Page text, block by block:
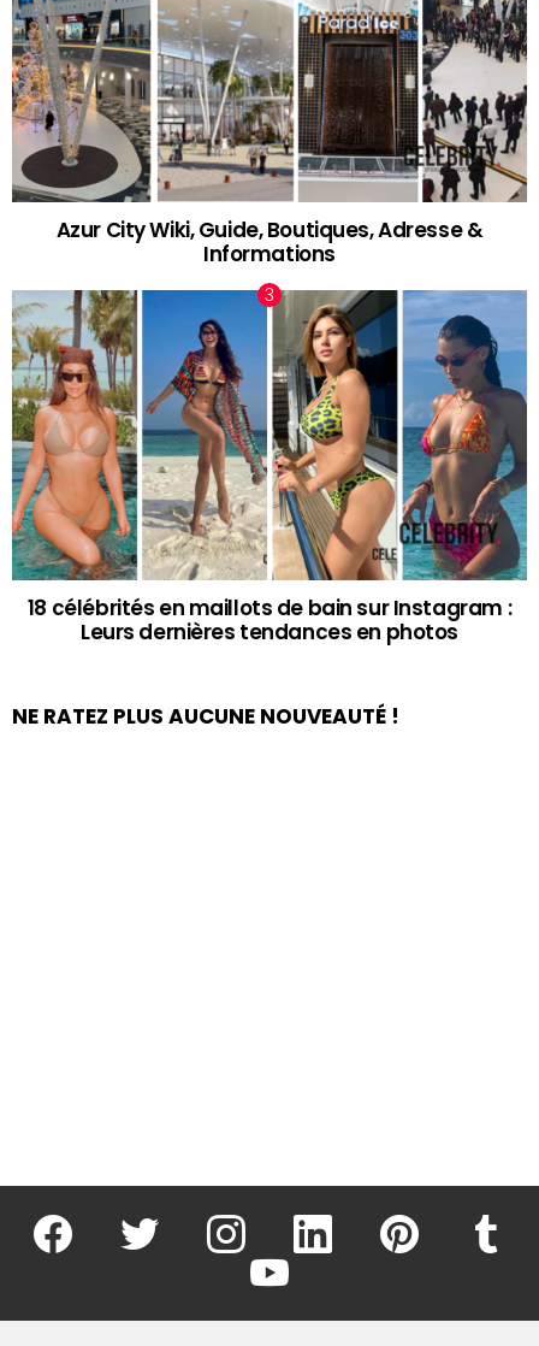
Azur City Wiki, Guide, Boutiques, Adresse &
Informations
18 célébrités en maillots de bain sur Instagram :
Leurs dernières tendances en photos
NE RATEZ PLUS AUCUNE NOUVEAUTÉ !
facebook twitter instagram linkedin pinterest
youtube